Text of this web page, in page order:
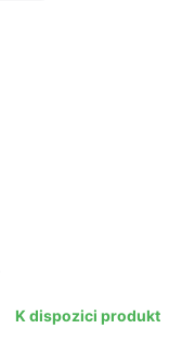
K dispozici produkt